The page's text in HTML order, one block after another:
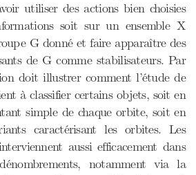
utiliser des actions bien choisies
soit sur un ensemble X
G donné et faire apparaître des
de G comme stabilisateurs. Par
doit illustrer comment l’étude de
à classifier certains objets, soit en
simple de chaque orbite, soit en
caractérisant les orbites. Les
aussi efficacement dans
notamment via la